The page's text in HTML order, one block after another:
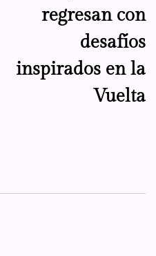
regresan con
desafíos
inspirados en la
Vuelta